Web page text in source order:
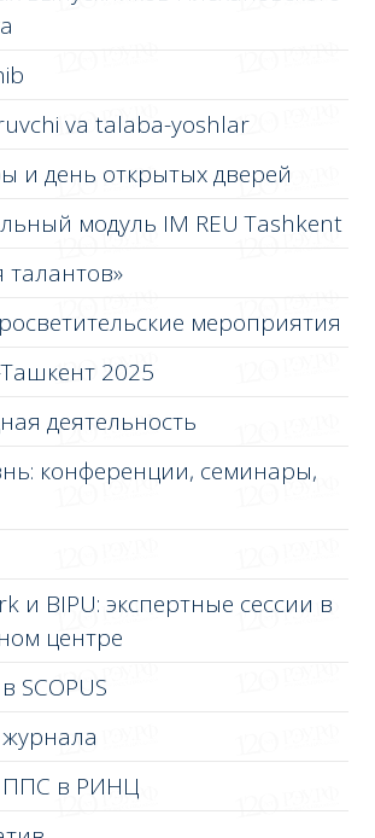
va talaba-yoshlar
и день открытых дверей
модуль IM REU Tashkent
талантов»
мероприятия
2025
деятельность
конференции, семинары,
и BIPU: экспертные сессии в
центре
SCOPUS
ППС в РИНЦ